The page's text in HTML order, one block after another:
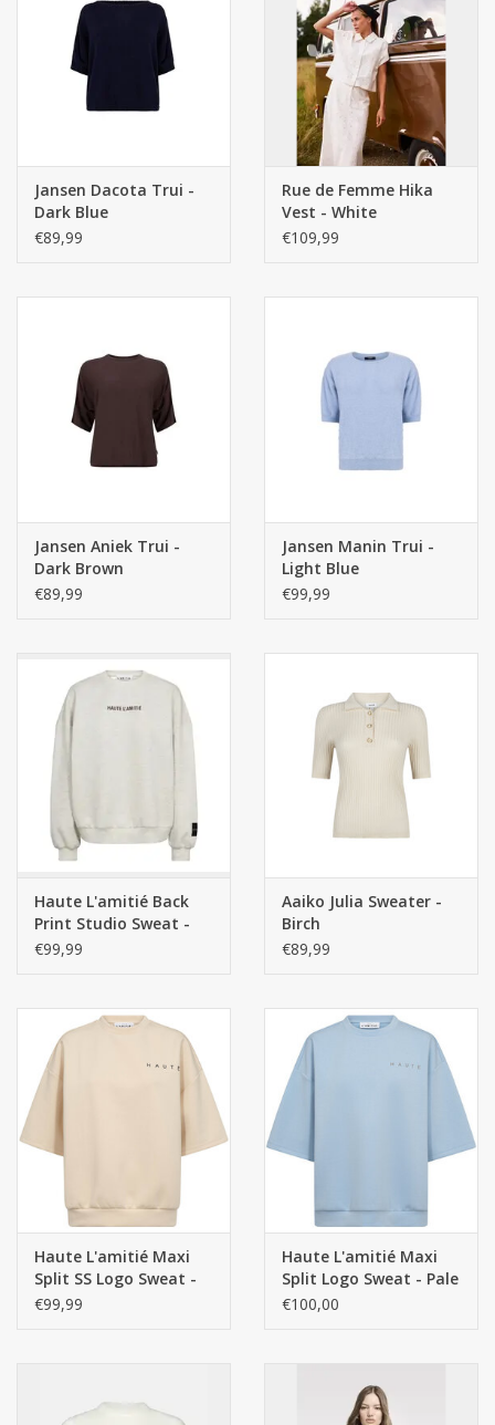
Jansen Dacota Trui -
Dark Blue
€89,99
Rue de Femme Hika
Vest - White
€109,99
Jansen Aniek Trui -
Dark Brown
€89,99
Jansen Manin Trui -
Light Blue
€99,99
Haute L'amitié Back
Print Studio Sweat -
Pearl Melange
€99,99
Aaiko Julia Sweater -
Birch
€89,99
Haute L'amitié Maxi
Split SS Logo Sweat -
Pearl/Black
€99,99
Haute L'amitié Maxi
Split Logo Sweat - Pale
Blue
€100,00